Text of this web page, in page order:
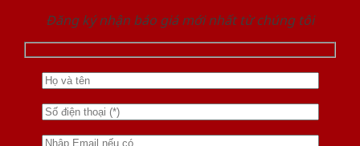
Đăng ký nhận báo giá mới nhất từ chúng tôi